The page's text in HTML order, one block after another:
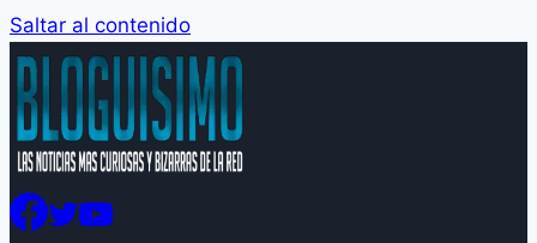
Saltar al contenido